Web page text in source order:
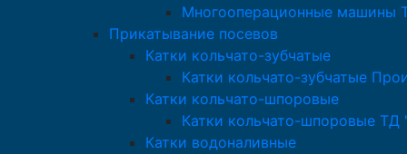
Многооперационные машины
Прикатывание посевов
Катки кольчато-зубчатые
Катки кольчато-зубчатые
Катки кольчато-шпоровые
Катки кольчато-шпоровые ТД
Катки водоналивные